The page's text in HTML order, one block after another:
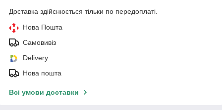
Доставка здійснюється тільки по передоплаті.
Нова Пошта
Самовивіз
Delivery
Нова пошта
Всі умови доставки